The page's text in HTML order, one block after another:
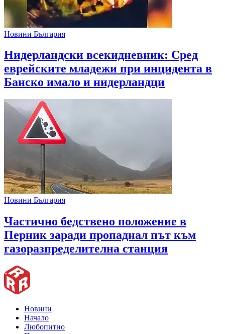
Новини България
Нидерландски всекидневник: Сред
еврейските младежи при инцидента в
Банско имало и нидерландци
Новини България
Частично бедствено положение в
Перник заради пропаднал път към
газоразпределителна станция
Новини
Начало
Любопитно